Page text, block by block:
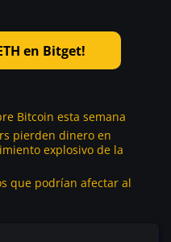
en Bitget!
Bitcoin esta semana
pierden dinero en
explosivo de la
que podrían afectar al